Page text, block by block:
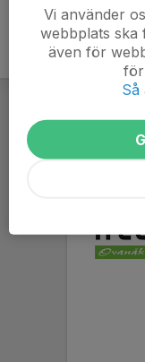
Vi använder
webbplats ska
även för
Så